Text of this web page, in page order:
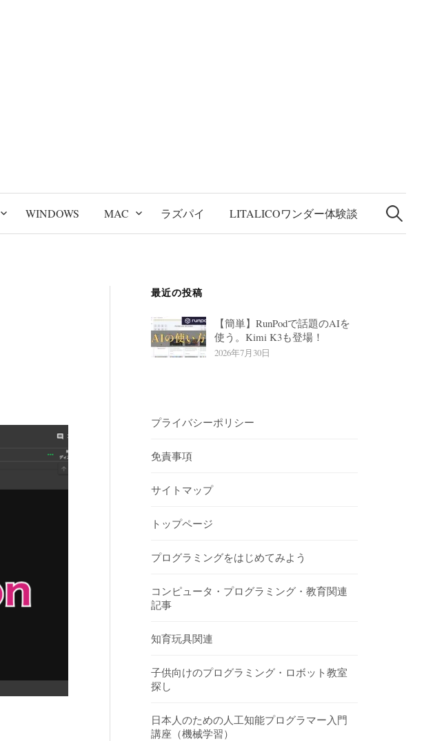
WINDOWS MAC ラズパイ LITALICOワンダー体験談
検
索:
最近の投稿
【簡単】RunPodで話題のAIを
使う。Kimi K3も登場！
2026年7月30日
プライバシーポリシー
免責事項
サイトマップ
トップページ
プログラミングをはじめてみよう
コンピュータ・プログラミング・教育関連
記事
知育玩具関連
子供向けのプログラミング・ロボット教室
探し
日本人のための人工知能プログラマー入門
講座（機械学習）